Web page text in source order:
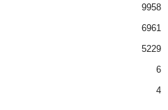
9958
6961
5229
6
4